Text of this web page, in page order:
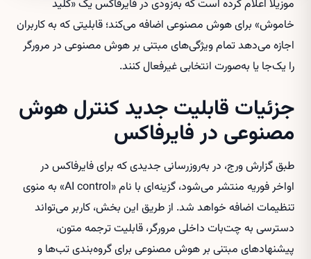
موزیلا اعلام کرده است که به‌زودی در فایرفاکس یک «کلید
خاموش» برای هوش مصنوعی اضافه می‌کند؛ قابلیتی که به کاربران
اجازه می‌دهد تمام ویژگی‌های مبتنی بر هوش مصنوعی در مرورگر
را یک‌جا یا به‌صورت انتخابی غیرفعال کنند.
جزئیات قابلیت جدید کنترل هوش
مصنوعی در فایرفاکس
طبق گزارش ورج، در به‌روزرسانی جدیدی که برای فایرفاکس در
اواخر فوریه منتشر می‌شود، گزینه‌ای با نام «AI control» به منوی
تنظیمات اضافه خواهد شد. از طریق این بخش، کاربر می‌تواند
دسترسی به چت‌بات داخلی مرورگر، قابلیت ترجمه متون،
پیشنهادهای مبتنی بر هوش مصنوعی برای گروه‌بندی تب‌ها و